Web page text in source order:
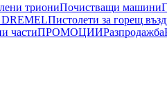
триониПочистващи машини
Пистолети за горещ
частиПРОМОЦИИРазпродажба